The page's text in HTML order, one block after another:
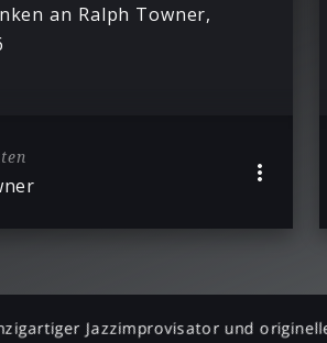
an Ralph Towner,
Jazzimprovisator und